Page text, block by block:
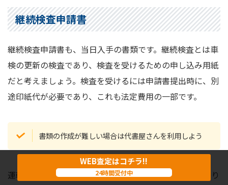
継続検査申請書
継続検査申請書も、当日入手の書類です。継続検査とは車
検の更新の検査であり、検査を受けるための申し込み用紙
だと考えましょう。検査を受けるには申請書提出時に、別
途印紙代が必要であり、これも法定費用の一部です。
書類の作成が難しい場合は代書屋さんを利用しよう
運輸局で当日入手の書類は、その場で作成しなければなり
WEB査定はコチラ!!
24時間受付中